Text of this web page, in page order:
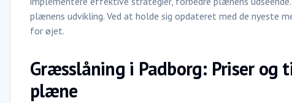
plænens udvikling. Ved at holde sig opdateret med de nyeste
for øjet.
Græsslåning i Padborg: Priser og
plæne